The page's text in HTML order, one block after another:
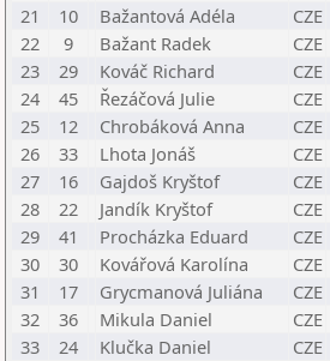
21
10 Bažantová Adéla CZE
22
9 Bažant Radek CZE
23
29 Kováč Richard CZE
24
45 Řezáčová Julie CZE
25
12 Chrobáková Anna CZE
26
33 Lhota Jonáš CZE
27
16 Gajdoš Kryštof CZE
28
22 Jandík Kryštof CZE
29
41 Procházka Eduard CZE
30
30 Kovářová Karolína CZE
31
17 Grycmanová Juliána CZE
32
36 Mikula Daniel CZE
33
24 Klučka Daniel CZE